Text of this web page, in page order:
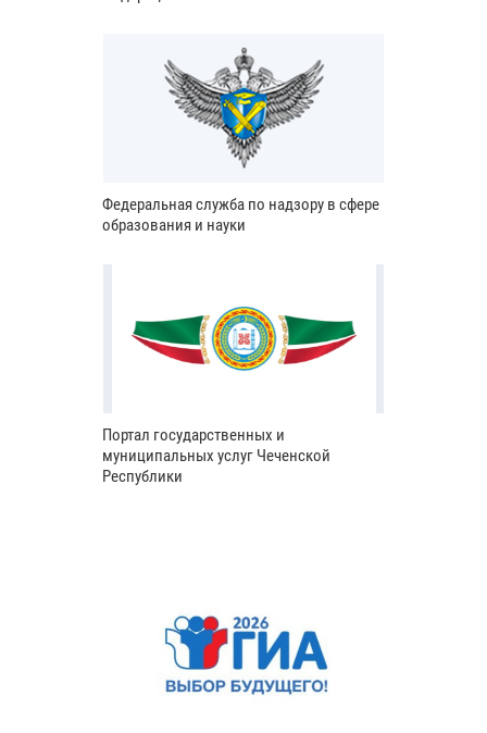
Федеральная служба по надзору в сфере
образования и науки
Портал государственных и
муниципальных услуг Чеченской
Республики